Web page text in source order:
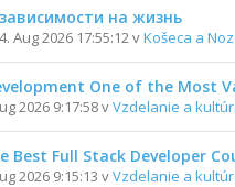
на жизнь
Aug 2026 17:55:12 vKošeca a
One of the Most
2026 9:17:58 vVzdelanie a
Best Full Stack Developer
2026 9:15:13 vVzdelanie a